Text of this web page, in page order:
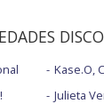
Kase.O,
Julieta